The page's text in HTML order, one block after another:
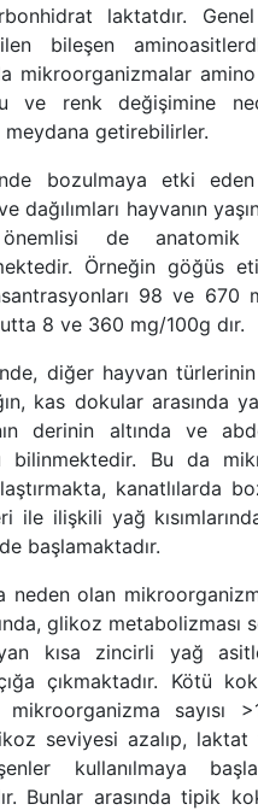
laktatdır.
bileşen
mikroorganizmalar amino
ve renk değişimine
meydana getirebilirler.
bozulmaya etki
dağılımları hayvanın
de anatomik
Örneğin göğüs
98 ve 670
8 ve 360 mg/100g dır.
diğer hayvan
kas dokular arasında
derinin altında ve
bilinmektedir. Bu da
kanatlılarda
ile ilişkili yağ
başlamaktadır.
neden olan
glikoz metabolizması
kısa zincirli yağ
çıkmaktadır. Kötü
mikroorganizma sayısı
seviyesi azalıp,
kullanılmaya
Bunlar arasında tipik